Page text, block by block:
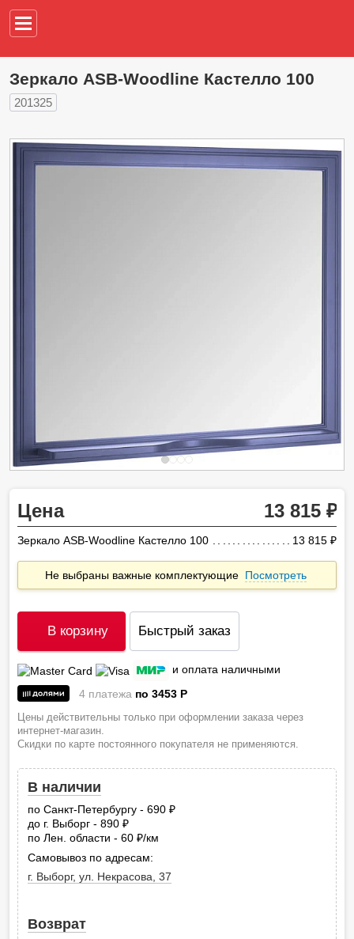
Зеркало ASB-Woodline Кастелло 100
201325
Цена 13 815
Зеркало ASB-Woodline Кастелло 100 13 815
Не выбраны важные комплектующие Посмотреть
В корзину Быстрый заказ
и оплата наличными
4 платежа по 3453 P
Цены действительны только при оформлении заказа через
интернет-магазин.
Скидки по карте постоянного покупателя не применяются.
В наличии
по Санкт-Петербургу - 690
до г. Выборг - 890
по Лен. области - 60
руб.
/км
Самовывоз по адресам:
г. Выборг, ул. Некрасова, 37
Возврат